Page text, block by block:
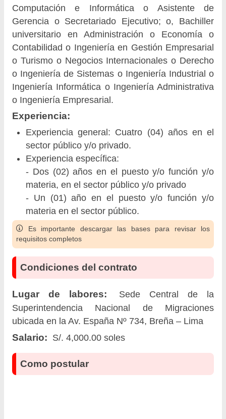
Computación e Informática o Asistente de
Gerencia o Secretariado Ejecutivo; o, Bachiller
universitario en Administración o Economía o
Contabilidad o Ingeniería en Gestión Empresarial
o Turismo o Negocios Internacionales o Derecho
o Ingeniería de Sistemas o Ingeniería Industrial o
Ingeniería Informática o Ingeniería Administrativa
o Ingeniería Empresarial.
Experiencia:
Experiencia general: Cuatro (04) años en el
sector público y/o privado.
Experiencia específica:
- Dos (02) años en el puesto y/o función y/o
materia, en el sector público y/o privado
- Un (01) año en el puesto y/o función y/o
materia en el sector público.
Es importante descargar las bases para revisar los
requisitos completos
Condiciones del contrato
Lugar de labores:
Sede Central de la
Superintendencia Nacional de Migraciones
ubicada en la Av. España Nº 734, Breña – Lima
Salario: S/. 4,000.00 soles
Como postular